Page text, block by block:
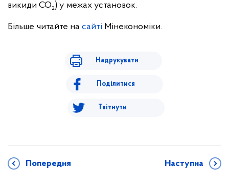
викиди СО₂) у межах установок.
Більше читайте на сайті Мінекономіки.
Надрукувати
Поділитися
Твітнути
Попередня Наступна